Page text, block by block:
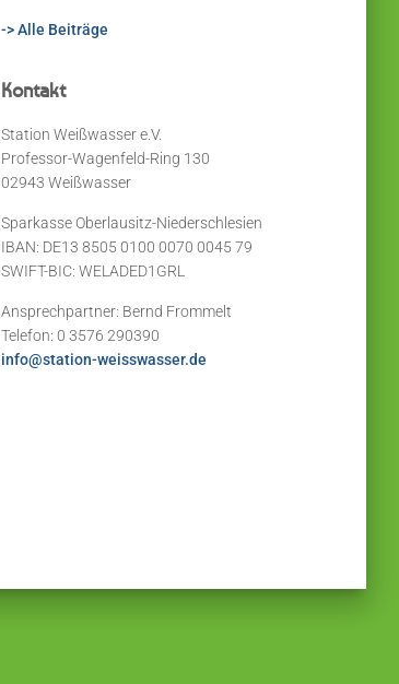
-> Alle Beiträge
Kontakt
Station Weißwasser e.V.
Professor-Wagenfeld-Ring 130
02943 Weißwasser
Sparkasse Oberlausitz-Niederschlesien
IBAN: DE13 8505 0100 0070 0045 79
SWIFT-BIC: WELADED1GRL
Ansprechpartner: Bernd Frommelt
Telefon: 0 3576 290390
info@station-weisswasser.de